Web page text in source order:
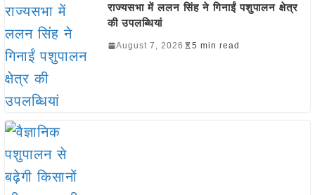
राज्यसभा में ललन सिंह ने गिनाईं पशुपालन क्षेत्र
की उपलब्धियां
August 7, 2026 5 min read